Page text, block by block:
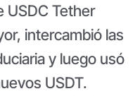
USDC Tether
intercambió las
y luego usó
USDT.